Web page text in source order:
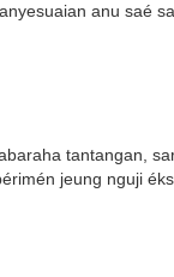
anu saé
tantangan,
jeung nguji